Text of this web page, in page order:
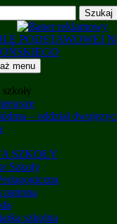
PODSTAWOWEJ
menu
– oddział
SZKOŁY
Szkoły
patrona
szkolna